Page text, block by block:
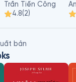
Trần Tiến Công
4.8(2)
bản